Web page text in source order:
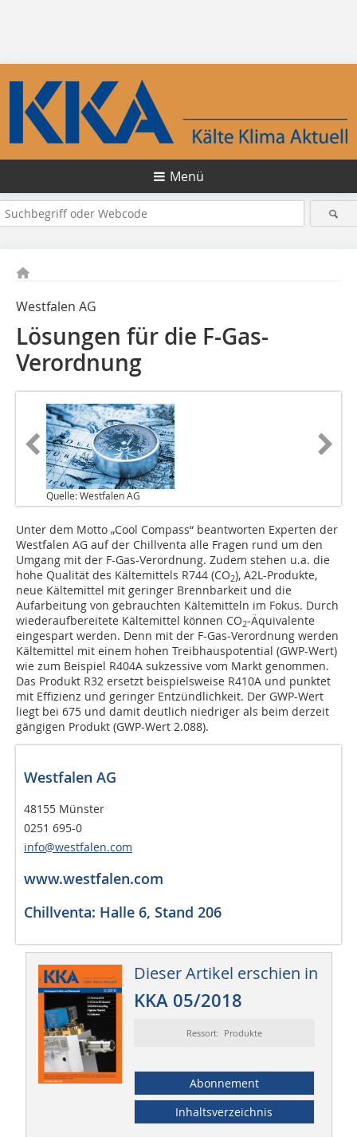
Menü
Westfalen AG
Lösungen für die F-Gas-
Verordnung
Quelle: Westfalen AG
Unter dem Motto „Cool Compass“ beantworten Experten der
Westfalen AG auf der Chillventa alle Fragen rund um den
Umgang mit der F-Gas-Verordnung. Zudem stehen u.a. die
hohe Qualität des Kältemittels R744 (CO2), A2L-Produkte,
neue Kältemittel mit geringer Brennbarkeit und die
Aufarbeitung von gebrauchten Kältemitteln im Fokus. Durch
wiederaufbereitete Kältemittel können CO2-Äquivalente
eingespart werden. Denn mit der F-Gas-Verordnung werden
Kältemittel mit einem hohen Treibhauspotential (GWP-Wert)
wie zum Beispiel R404A sukzessive vom Markt genommen.
Das Produkt R32 ersetzt beispielsweise R410A und punktet
mit Effizienz und geringer Entzündlichkeit. Der GWP-Wert
liegt bei 675 und damit deutlich niedriger als beim derzeit
gängigen Produkt (GWP-Wert 2.088).
Westfalen AG
48155 Münster
0251 695-0
info@westfalen.com
www.westfalen.com
Chillventa: Halle 6, Stand 206
Dieser Artikel erschien in
KKA 05/2018
Ressort: Produkte
Abonnement
Inhaltsverzeichnis